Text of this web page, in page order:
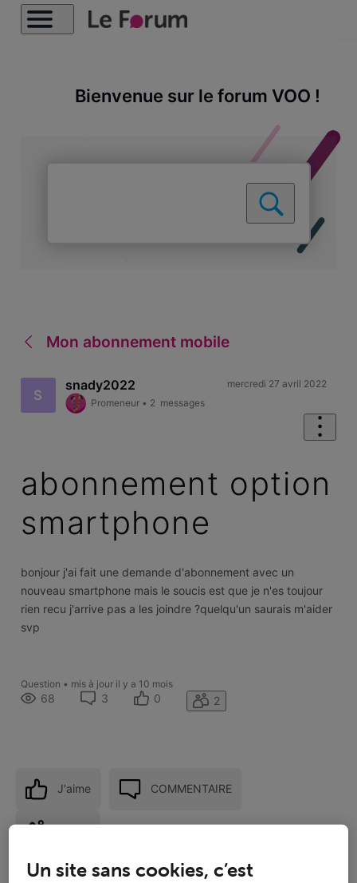
Bienvenue sur le forum VOO !
Mon abonnement mobile
S
snady2022
Promeneur • 2 messages
mercredi 27 avril 2022
abonnement option
smartphone
bonjour j'ai fait une demande d'abonnement avec un
nouveau smartphone mais le soucis est que je n'es toujour
rien recu j'arrive pas a les joindre ?quelqu'un saurais m'aider
svp
Question • mis à jour il y a 10 mois
68 3 0 2
J'aime COMMENTAIRE
Un site sans cookies, c’est